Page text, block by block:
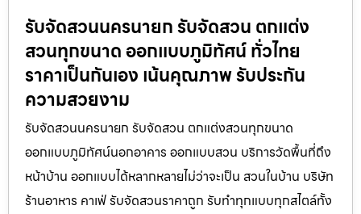
รับจัดสวนนครนายก รับจัดสวน ตกแต่ง
สวนทุกขนาด ออกแบบภูมิทัศน์ ทั่วไทย
ราคาเป็นกันเอง เน้นคุณภาพ รับประกัน
ความสวยงาม
รับจัดสวนนครนายก รับจัดสวน ตกแต่งสวนทุกขนาด
ออกแบบภูมิทัศน์นอกอาคาร ออกแบบสวน บริการวัดพื้นที่ถึง
หน้าบ้าน ออกแบบได้หลากหลายไม่ว่าจะเป็น สวนในบ้าน บริษัท
ร้านอาหาร คาเฟ่ รับจัดสวนราคาถูก รับทำทุกแบบทุกสไตล์ทั้ง